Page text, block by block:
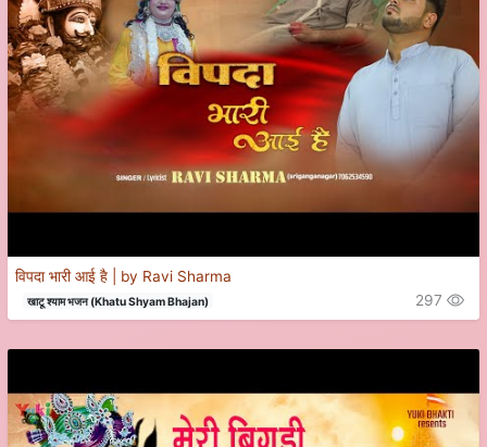
विपदा भारी आई है | by Ravi Sharma
खाटू श्याम भजन (Khatu Shyam Bhajan) 297